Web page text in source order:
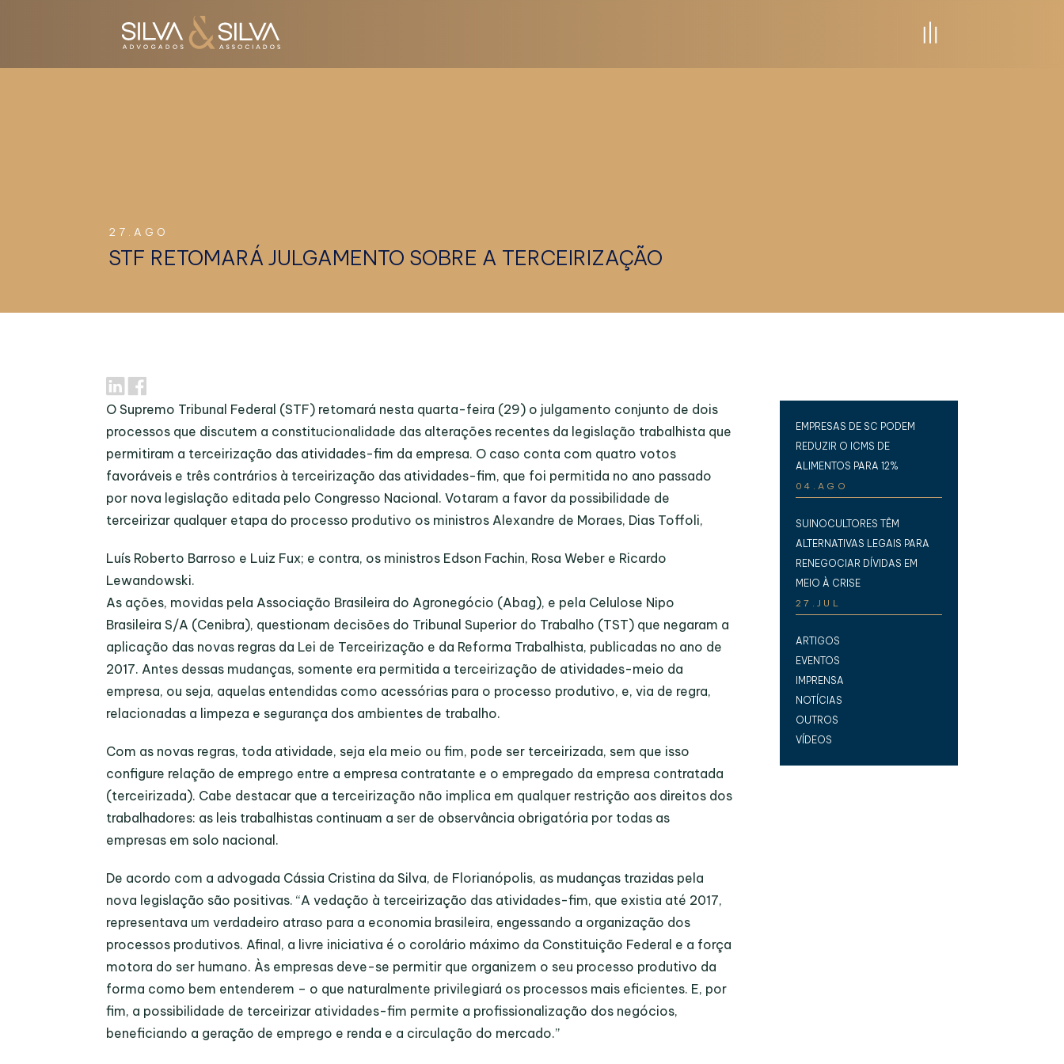
27.AGO
STF RETOMARÁ JULGAMENTO SOBRE A TERCEIRIZAÇÃO
O Supremo Tribunal Federal (STF) retomará nesta quarta-feira (29) o julgamento conjunto de dois
processos que discutem a constitucionalidade das alterações recentes da legislação trabalhista que
permitiram a terceirização das atividades-fim da empresa. O caso conta com quatro votos
favoráveis e três contrários à terceirização das atividades-fim, que foi permitida no ano passado
por nova legislação editada pelo Congresso Nacional. Votaram a favor da possibilidade de
terceirizar qualquer etapa do processo produtivo os ministros Alexandre de Moraes, Dias Toffoli,
Luís Roberto Barroso e Luiz Fux; e contra, os ministros Edson Fachin, Rosa Weber e Ricardo
Lewandowski.
As ações, movidas pela Associação Brasileira do Agronegócio (Abag), e pela Celulose Nipo
Brasileira S/A (Cenibra), questionam decisões do Tribunal Superior do Trabalho (TST) que negaram a
aplicação das novas regras da Lei de Terceirização e da Reforma Trabalhista, publicadas no ano de
2017. Antes dessas mudanças, somente era permitida a terceirização de atividades-meio da
empresa, ou seja, aquelas entendidas como acessórias para o processo produtivo, e, via de regra,
relacionadas a limpeza e segurança dos ambientes de trabalho.
Com as novas regras, toda atividade, seja ela meio ou fim, pode ser terceirizada, sem que isso
configure relação de emprego entre a empresa contratante e o empregado da empresa contratada
(terceirizada). Cabe destacar que a terceirização não implica em qualquer restrição aos direitos dos
trabalhadores: as leis trabalhistas continuam a ser de observância obrigatória por todas as
empresas em solo nacional.
De acordo com a advogada Cássia Cristina da Silva, de Florianópolis, as mudanças trazidas pela
nova legislação são positivas. “A vedação à terceirização das atividades-fim, que existia até 2017,
representava um verdadeiro atraso para a economia brasileira, engessando a organização dos
processos produtivos. Afinal, a livre iniciativa é o corolário máximo da Constituição Federal e a força
motora do ser humano. Às empresas deve-se permitir que organizem o seu processo produtivo da
forma como bem entenderem – o que naturalmente privilegiará os processos mais eficientes. E, por
fim, a possibilidade de terceirizar atividades-fim permite a profissionalização dos negócios,
beneficiando a geração de emprego e renda e a circulação do mercado.”
EMPRESAS DE SC PODEM
REDUZIR O ICMS DE
ALIMENTOS PARA 12%
04.AGO
SUINOCULTORES TÊM
ALTERNATIVAS LEGAIS PARA
RENEGOCIAR DÍVIDAS EM
MEIO À CRISE
27.JUL
ARTIGOS
EVENTOS
IMPRENSA
NOTÍCIAS
OUTROS
VÍDEOS